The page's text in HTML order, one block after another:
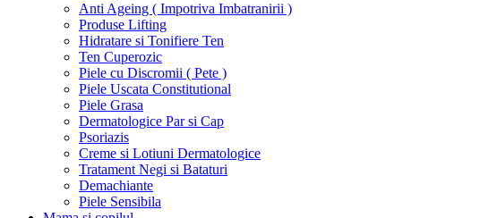
Anti Ageing ( Impotriva Imbatranirii )
Produse Lifting
Hidratare si Tonifiere Ten
Ten Cuperozic
Piele cu Discromii ( Pete )
Piele Uscata Constitutional
Piele Grasa
Dermatologice Par si Cap
Psoriazis
Creme si Lotiuni Dermatologice
Tratament Negi si Bataturi
Demachiante
Piele Sensibila